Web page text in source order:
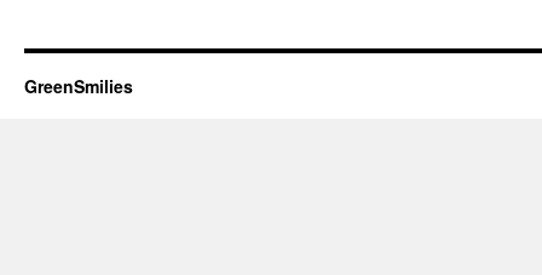
GreenSmilies